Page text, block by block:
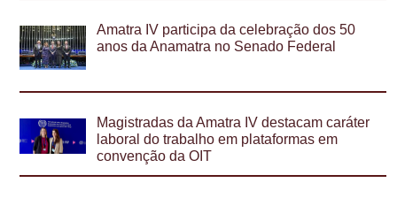
Amatra IV participa da celebração dos 50
anos da Anamatra no Senado Federal
Magistradas da Amatra IV destacam caráter
laboral do trabalho em plataformas em
convenção da OIT